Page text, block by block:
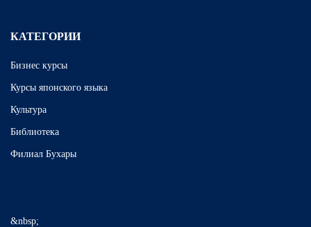
КАТЕГОРИИ
Бизнес курсы
Курсы японского языка
Культура
Библиотека
Филиал Бухары
&nbsp;